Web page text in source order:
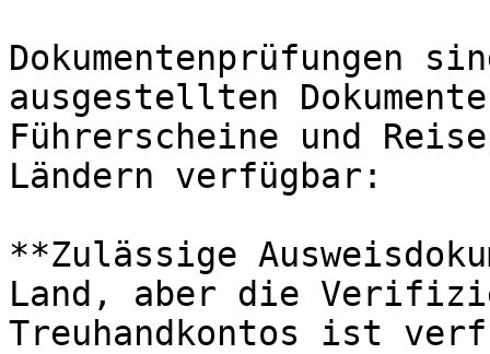
Dokumentenprüfungen
ausgestellten
Führerscheine und
Ländern verfügbar:
**Zulässige
Land, aber die
Treuhandkontos ist